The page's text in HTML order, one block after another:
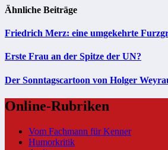
Ähnliche Beiträge
Friedrich Merz: eine umgekehrte
Erste Frau an der Spitze der UN?
Der Sonntagscartoon von Holger
Online-Rubriken
Vom Fachmann für Kenner
Humorkritik